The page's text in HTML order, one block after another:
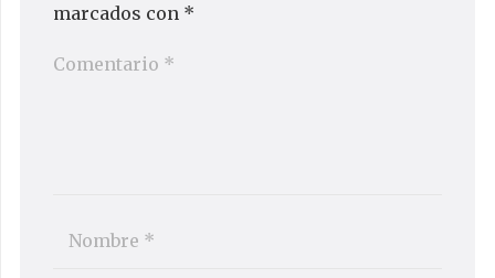
marcados con *